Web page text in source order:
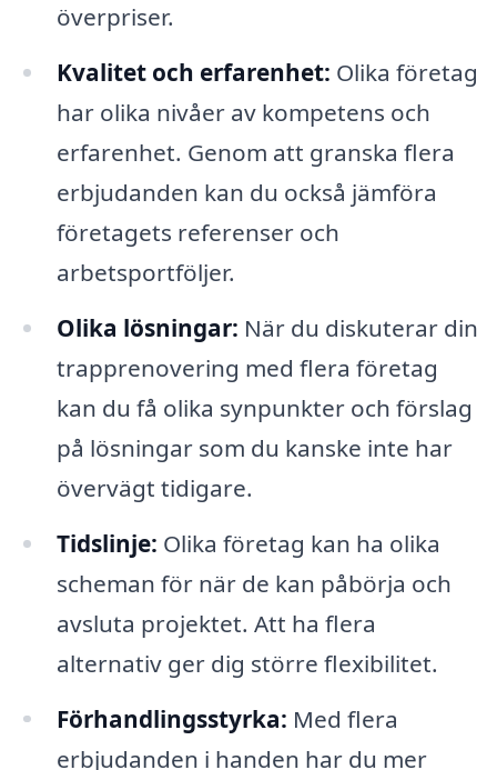
överpriser.
Kvalitet och erfarenhet: Olika företag
har olika nivåer av kompetens och
erfarenhet. Genom att granska flera
erbjudanden kan du också jämföra
företagets referenser och
arbetsportföljer.
Olika lösningar: När du diskuterar din
trapprenovering med flera företag
kan du få olika synpunkter och förslag
på lösningar som du kanske inte har
övervägt tidigare.
Tidslinje: Olika företag kan ha olika
scheman för när de kan påbörja och
avsluta projektet. Att ha flera
alternativ ger dig större flexibilitet.
Förhandlingsstyrka: Med flera
erbjudanden i handen har du mer